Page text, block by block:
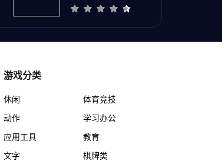
游戏分类
休闲
体育竞技
动作
学习办公
应用工具
教育
文字
棋牌类